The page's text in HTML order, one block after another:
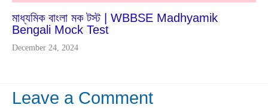
মাধ্যমিক বাংলা মক টস্ট | WBBSE Madhyamik
Bengali Mock Test
December 24, 2024
Leave a Comment